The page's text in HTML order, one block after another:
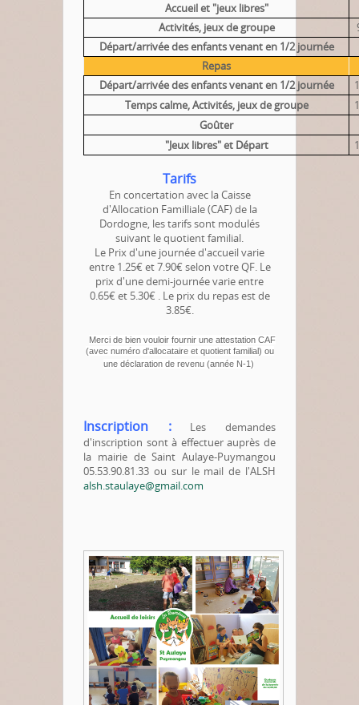
Accueil et "jeux libres"
Activités, jeux de groupe
Départ/arrivée des enfants venant en 1/2 journée
Repas
Départ/arrivée des enfants venant en 1/2 journée
Temps calme, Activités, jeux de groupe
Goûter
"Jeux libres" et Départ
Tarifs
En concertation avec la Caisse
d'Allocation Familliale (CAF) de la
Dordogne, les tarifs sont modulés
suivant le quotient familial.
Le Prix d'une journée d'accueil varie
entre 1.25€ et 7.90€ selon votre QF. Le
prix d'une demi-journée varie entre
0.65€ et 5.30€ . Le prix du repas est de
3.85€.
Merci de bien vouloir fournir une attestation CAF
(avec numéro d'allocataire et quotient familial) ou
une déclaration de revenu (année N-1)
Inscription :
Les demandes
d'inscription sont à effectuer auprès de
la mairie de Saint Aulaye-Puymangou
05.53.90.81.33 ou sur le mail de l'ALSH
alsh.staulaye@gmail.com